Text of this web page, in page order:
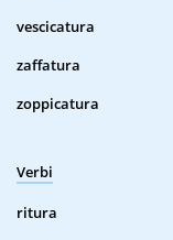
vescicatura
zaffatura
zoppicatura
Verbi
ritura